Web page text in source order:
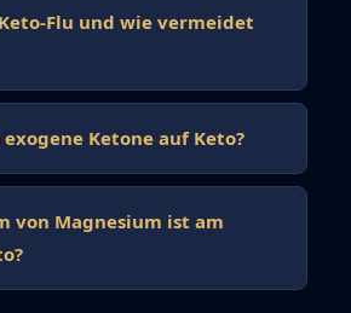
Flu und wie vermeidet
Ketone auf Keto?
von Magnesium ist am